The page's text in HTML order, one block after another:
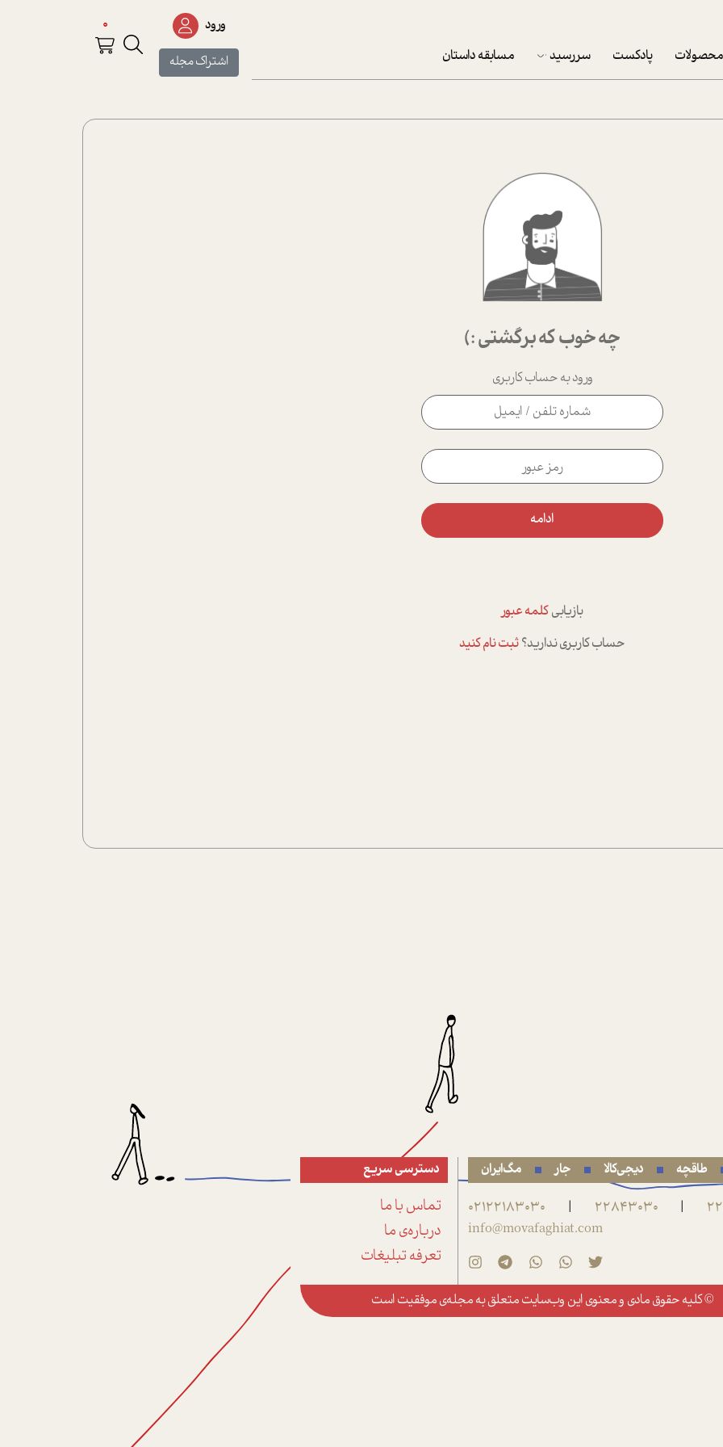
محصولات پادکست سررسید
پکيج نوروزي موفقيت
تقویم رومیزی
تقویم دیواری
مسابقه داستان
ورود
اشتراک مجله
0
چه خوب که برگشتی :)
ورود به حساب کاربری
ادامه
بازیابیکلمه عبور
حساب کاربری ندارید؟ثبت نام کنید
طاقچه دیجی‌کالا جار مگ‌ایران
|
22843030
|
02122183030
info@movafaghiat.com
دسترسی سریع
تماس با ما
درباره‌ی ما
تعرفه تبلیغات
© کلیه حقوق مادی و معنوی این وب‌سایت متعلق بهمجله‌ی موفقیتاست